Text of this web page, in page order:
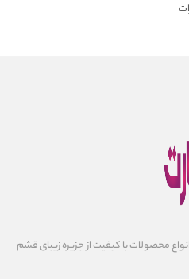
محصولات با کیفیت از جزیره زیبای قشم